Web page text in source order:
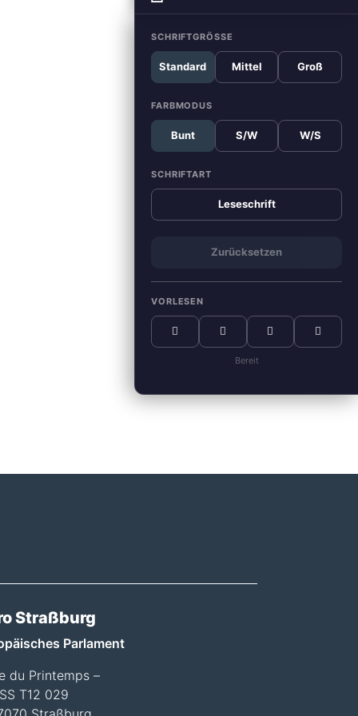
SCHRIFTGRÖSSE
Standard Mittel Groß
FARBMODUS
Bunt S/W W/S
SCHRIFTART
Leseschrift
Zurücksetzen
VORLESEN
Bereit
Straßburg
Parlament
du Printemps –
T12 029